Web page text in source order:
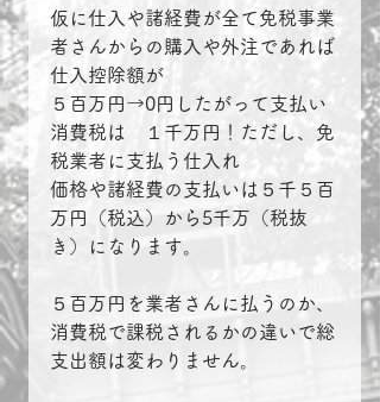
仮に仕入や諸経費が全て免税事業
者さんからの購入や外注であれば
仕入控除額が
５百万円→0円したがって支払い
消費税は　１千万円！ただし、免
税業者に支払う仕入れ
価格や諸経費の支払いは５千５百
万円（税込）から5千万（税抜
き）になります。
５百万円を業者さんに払うのか、
消費税で課税されるかの違いで総
支出額は変わりません。